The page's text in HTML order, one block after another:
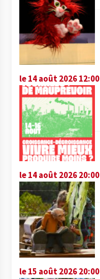
le 14 août 2026 12:00
le 14 août 2026 20:00
le 15 août 2026 20:00